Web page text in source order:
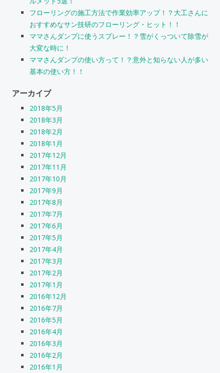
フローリングの施工方法で作業効率アップ！？大工さんに
おすすめなサン技研のフローリング・ヒット！！
ママさんダンプに使うスプレー！？雪がくっついて除雪が
大変な時に！
ママさんダンプの使い方って！？意外と知らない人が多い
基本の使い方！！
アーカイブ
2018年5月
2018年3月
2018年2月
2018年1月
2017年12月
2017年11月
2017年10月
2017年9月
2017年8月
2017年7月
2017年6月
2017年5月
2017年4月
2017年3月
2017年2月
2017年1月
2016年12月
2016年7月
2016年5月
2016年4月
2016年3月
2016年2月
2016年1月